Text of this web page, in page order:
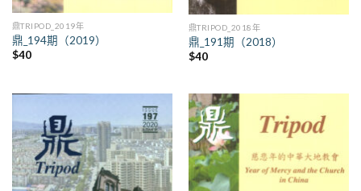
鼎TRIPOD_2019年
鼎_194期（2019）
$40
鼎TRIPOD_2018年
鼎_191期（2018）
$40